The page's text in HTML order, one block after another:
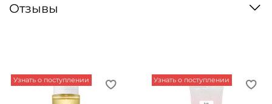
Отзывы
Узнать о поступлении Узнать о поступлении